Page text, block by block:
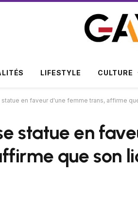
LIFESTYLE CULTURE
statue en faveur d'une femme trans, affirme
statue en
que son